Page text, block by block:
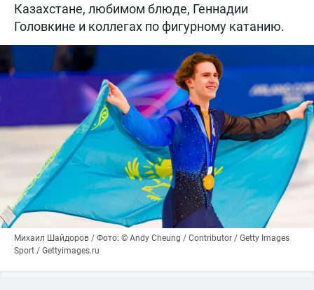
Казахстане, любимом блюде, Геннадии
Головкине и коллегах по фигурному катанию.
Михаил Шайдоров / Фото: © Andy Cheung / Contributor / Getty Images
Sport / Gettyimages.ru